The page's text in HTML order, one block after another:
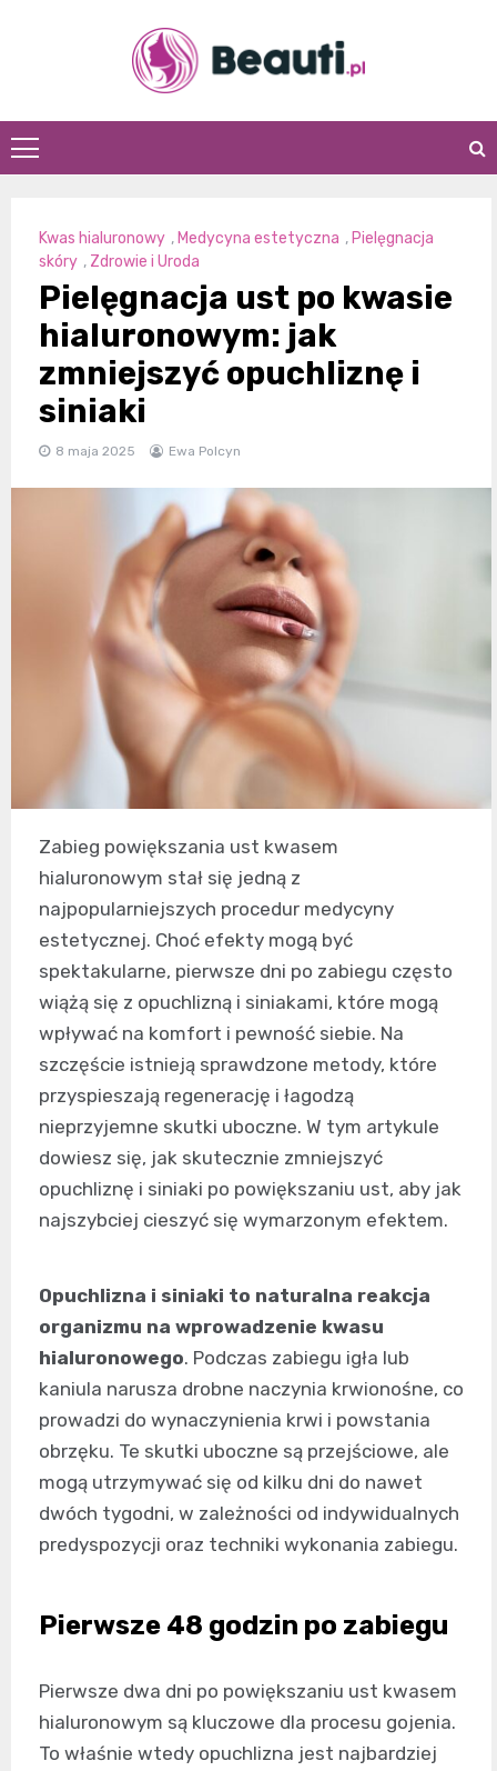
Beauti.pl
Kwas hialuronowy , Medycyna estetyczna , Pielęgnacja
skóry , Zdrowie i Uroda
Pielęgnacja ust po kwasie
hialuronowym: jak
zmniejszyć opuchliznę i
siniaki
8 maja 2025 Ewa Polcyn
Zabieg powiększania ust kwasem
hialuronowym stał się jedną z
najpopularniejszych procedur medycyny
estetycznej. Choć efekty mogą być
spektakularne, pierwsze dni po zabiegu często
wiążą się z opuchlizną i siniakami, które mogą
wpływać na komfort i pewność siebie. Na
szczęście istnieją sprawdzone metody, które
przyspieszają regenerację i łagodzą
nieprzyjemne skutki uboczne. W tym artykule
dowiesz się, jak skutecznie zmniejszyć
opuchliznę i siniaki po powiększaniu ust, aby jak
najszybciej cieszyć się wymarzonym efektem.
Opuchlizna i siniaki to naturalna reakcja
organizmu na wprowadzenie kwasu
hialuronowego. Podczas zabiegu igła lub
kaniula narusza drobne naczynia krwionośne, co
prowadzi do wynaczynienia krwi i powstania
obrzęku. Te skutki uboczne są przejściowe, ale
mogą utrzymywać się od kilku dni do nawet
dwóch tygodni, w zależności od indywidualnych
predyspozycji oraz techniki wykonania zabiegu.
Pierwsze 48 godzin po zabiegu
Pierwsze dwa dni po powiększaniu ust kwasem
hialuronowym są kluczowe dla procesu gojenia.
To właśnie wtedy opuchlizna jest najbardziej